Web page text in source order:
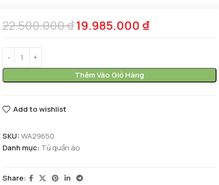
22.500.000₫19.985.000 ₫
Thêm Vào Giỏ Hàng
Add to wishlist
SKU:WA29650
Danh mục: Tủ quần áo
Share: